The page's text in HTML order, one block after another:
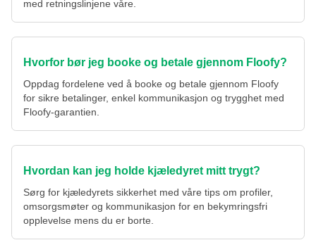
med retningslinjene våre.
Hvorfor bør jeg booke og betale gjennom Floofy?
Oppdag fordelene ved å booke og betale gjennom Floofy
for sikre betalinger, enkel kommunikasjon og trygghet med
Floofy-garantien.
Hvordan kan jeg holde kjæledyret mitt trygt?
Sørg for kjæledyrets sikkerhet med våre tips om profiler,
omsorgsmøter og kommunikasjon for en bekymringsfri
opplevelse mens du er borte.